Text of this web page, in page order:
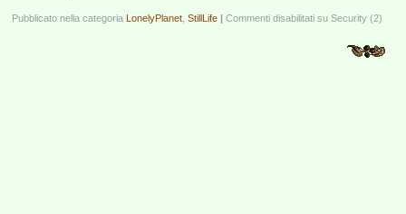
Pubblicato nella categoria LonelyPlanet StillLife | Commenti disabilitati su Security (2)